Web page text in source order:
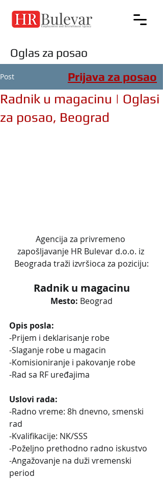
Oglas za posao
Post
Radnik u magacinu | Oglasi
za posao, Beograd
Agencija za privremeno
zapošljavanje HR Bulevar d.o.o. iz
Beograda traži izvršioca za poziciju:
Radnik u magacinu
Mesto: Beograd
Opis posla:
-Prijem i deklarisanje robe
-Slaganje robe u magacin
-Komisioniranje i pakovanje robe
-Rad sa RF uređajima
Uslovi rada:
-Radno vreme: 8h dnevno, smenski
rad
-Kvalifikacije: NK/SSS
-Poželjno prethodno radno iskustvo
-Angažovanje na duži vremenski
period
Prijava za posao